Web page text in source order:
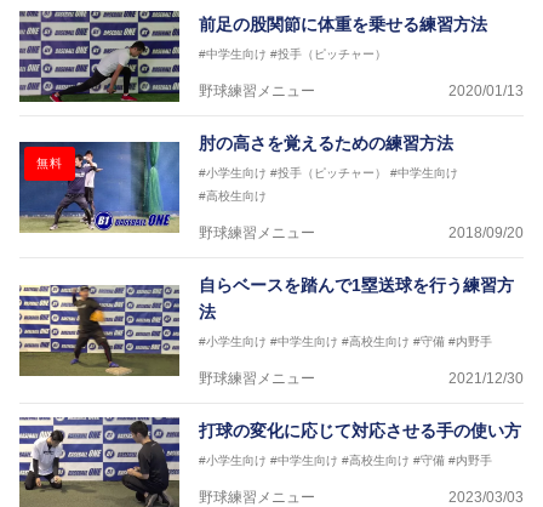
前足の股関節に体重を乗せる練習方法
#中学生向け #投手（ピッチャー）
野球練習メニュー 2020/01/13
無料
肘の高さを覚えるための練習方法
#小学生向け #投手（ピッチャー）
#中学生向け
#高校生向け
野球練習メニュー 2018/09/20
自らベースを踏んで1塁送球を行う練習方
法
#小学生向け #中学生向け #高校生向け #守備 #内野手
野球練習メニュー 2021/12/30
打球の変化に応じて対応させる手の使い方
#小学生向け #中学生向け #高校生向け #守備 #内野手
野球練習メニュー 2023/03/03